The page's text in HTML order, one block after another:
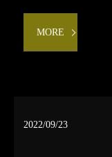
MORE
2022/09/23